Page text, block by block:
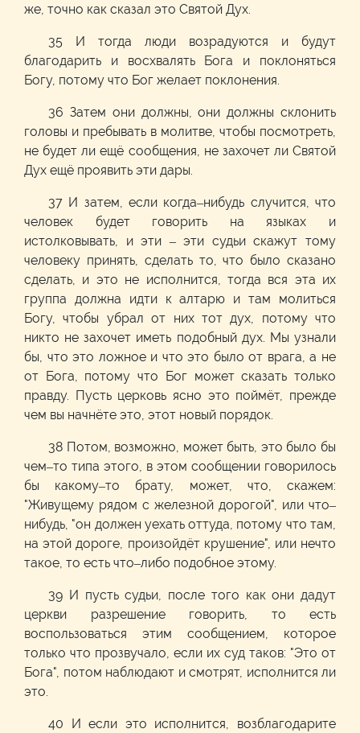
же, точно как сказал это Святой Дух.
35 И тогда люди возрадуются и будут
благодарить и восхвалять Бога и поклоняться
Богу, потому что Бог желает поклонения.
36 Затем они должны, они должны склонить
головы и пребывать в молитве, чтобы посмотреть,
не будет ли ещё сообщения, не захочет ли Святой
Дух ещё проявить эти дары.
37 И затем, если когда–нибудь случится, что
человек будет говорить на языках и
истолковывать, и эти – эти судьи скажут тому
человеку принять, сделать то, что было сказано
сделать, и это не исполнится, тогда вся эта их
группа должна идти к алтарю и там молиться
Богу, чтобы убрал от них тот дух, потому что
никто не захочет иметь подобный дух. Мы узнали
бы, что это ложное и что это было от врага, а не
от Бога, потому что Бог может сказать только
правду. Пусть церковь ясно это поймёт, прежде
чем вы начнёте это, этот новый порядок.
38 Потом, возможно, может быть, это было бы
чем–то типа этого, в этом сообщении говорилось
бы какому–то брату, может, что, скажем:
"Живущему рядом с железной дорогой", или что–
нибудь, "он должен уехать оттуда, потому что там,
на этой дороге, произойдёт крушение", или нечто
такое, то есть что–либо подобное этому.
39 И пусть судьи, после того как они дадут
церкви разрешение говорить, то есть
воспользоваться этим сообщением, которое
только что прозвучало, если их суд таков: "Это от
Бога", потом наблюдают и смотрят, исполнится ли
это.
40 И если это исполнится, возблагодарите